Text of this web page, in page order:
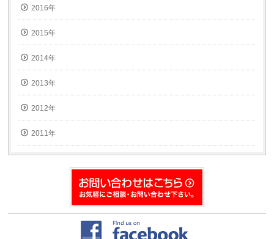
2016年
2015年
2014年
2013年
2012年
2011年